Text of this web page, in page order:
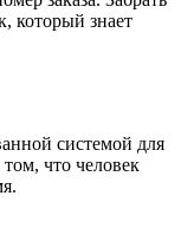
который знает
системой для
что человек